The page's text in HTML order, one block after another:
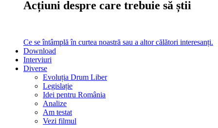
Acțiuni despre care trebuie să știi
Ce se întâmplă în curtea noastră sau a altor călători interesanți.
Download
Interviuri
Diverse
Evoluția Drum Liber
Legislație
Idei pentru România
Analize
Am testat
Vezi filmul